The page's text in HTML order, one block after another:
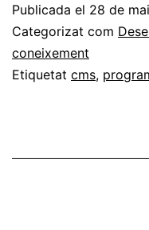
Publicada el 28 de
Categorizat com
coneixement
Etiquetat cms,